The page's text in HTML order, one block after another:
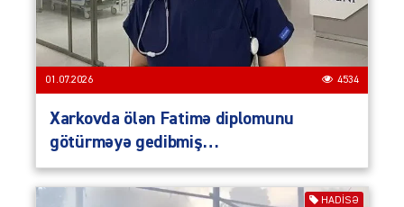
01.07.2026 4534
Xarkovda ölən Fatimə diplomunu
götürməyə gedibmiş…
HADISƏ